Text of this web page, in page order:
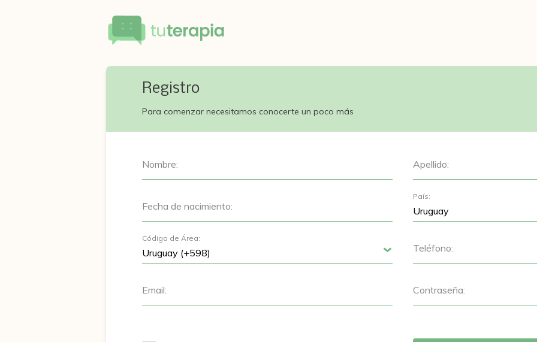
Registro
Para comenzar necesitamos conocerte un poco más
Nombre: Apellido:
Fecha de nacimiento:
País:
Código de Área:
Teléfono:
Email: Contraseña: